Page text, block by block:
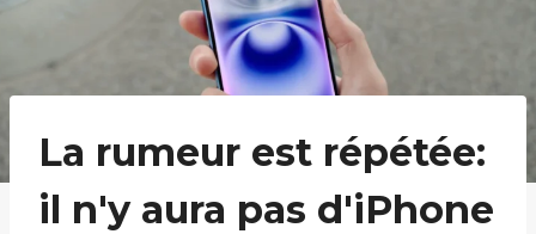
La rumeur est répétée:
il n'y aura pas d'iPhone